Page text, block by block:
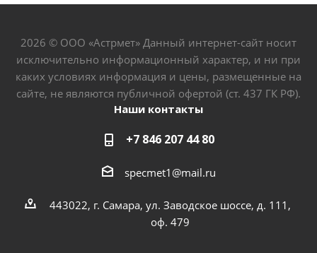
2026 © ООО «Астрмет» Данный интернет-сайт носит
исключительно информационный характер, и ни при
каких условиях информация и цены, размещенные на
сайте, не являются публичной офертой (ст. 437 ГК РФ).
Наши контакты
+7 846 207 44 80
specmet1@mail.ru
443022, г. Самара, ул. Заводское шоссе, д. 111,
оф. 479